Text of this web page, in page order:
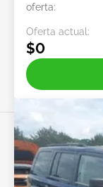
oferta:
Oferta actual:
$0